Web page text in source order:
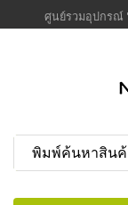
ศูนย์รวมอุปกรณ์